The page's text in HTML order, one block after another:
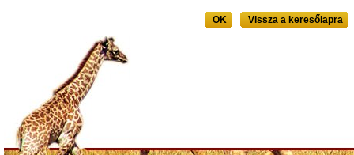
OK Vissza a keresőlapra